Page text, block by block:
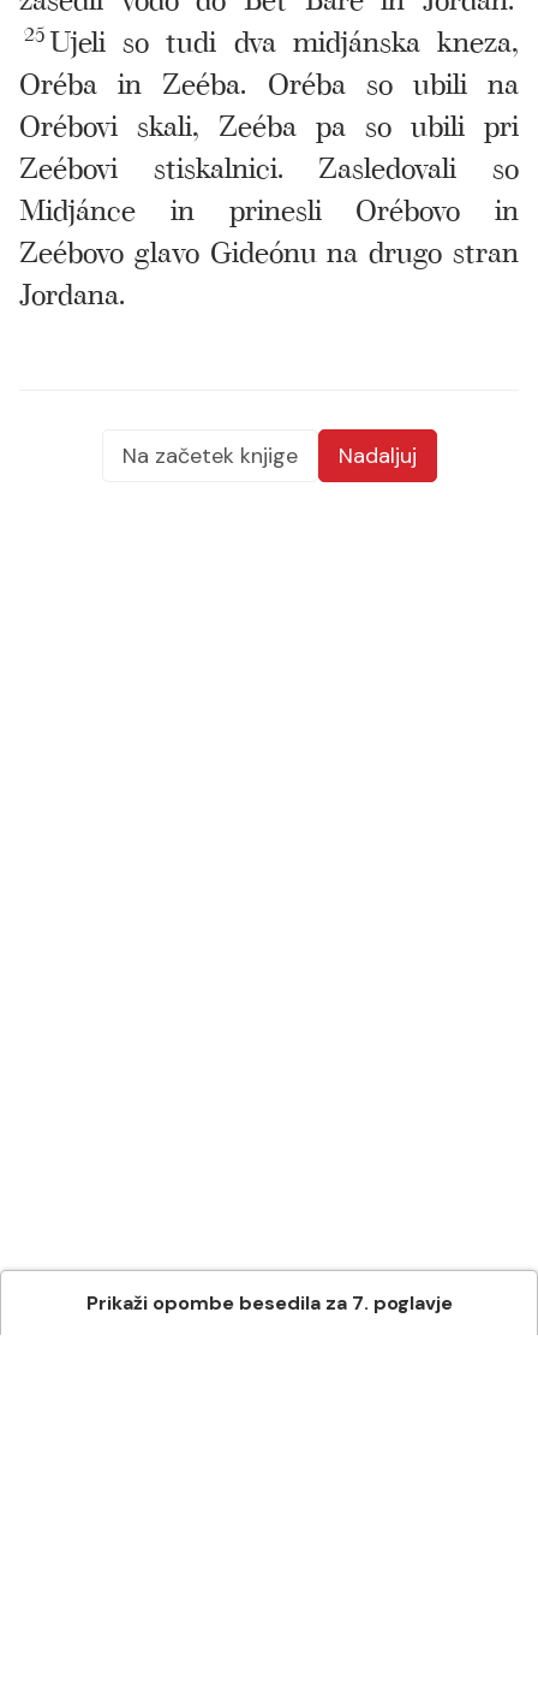
25Ujeli so tudi dva midjánska kneza,
Oréba in Zeéba. Oréba so ubili na
Orébovi skali, Zeéba pa so ubili pri
Zeébovi stiskalnici. Zasledovali so
Midjánce in prinesli Orébovo in
Zeébovo glavo Gideónu na drugo stran
Jordana.
Na začetek knjige Nadaljuj
Prikažiopombe besedila za 7. poglavje